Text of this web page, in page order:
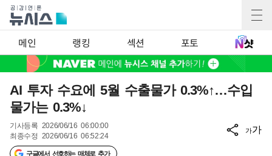
메인 랭킹 섹션 포토
AI 투자 수요에 5월 수출물가 0.3%↑…수입
물가는 0.3%↓
기사등록 2026/06/16 06:00:00
최종수정 2026/06/16 06:52:24
구글에서 선호하는 매체로 추가
가가